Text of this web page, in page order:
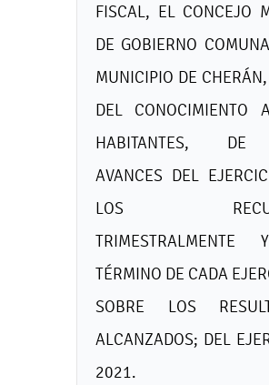
FISCAL, EL CONCEJO
DE GOBIERNO
MUNICIPIO DE
DEL CONOCIMIENTO
HABITANTES, DE
AVANCES DEL
LOS
TRIMESTRALMENTE
TÉRMINO DE CADA
SOBRE LOS
ALCANZADOS; DEL
2021.